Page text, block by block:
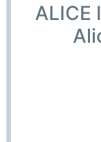
ALICE